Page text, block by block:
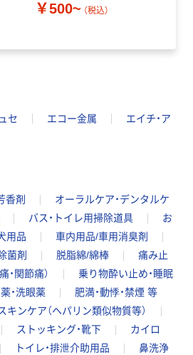
￥500~ （税込）
セ エコー金属
エイチ・ア
香剤
オーラルケア・デンタルケ
バス・トイレ用掃除道具
お
用品
車内用品/車用消臭剤
菌剤 脱脂綿/綿棒
痛み止
・関節痛）
乗り物酔い止め・睡眠
・洗眼薬
肥満・動悸・禁煙 等
キンケア（ヘパリン類似物質等）
ストッキング・靴下
カイロ
トイレ・排泄介助用品
鼻洗浄